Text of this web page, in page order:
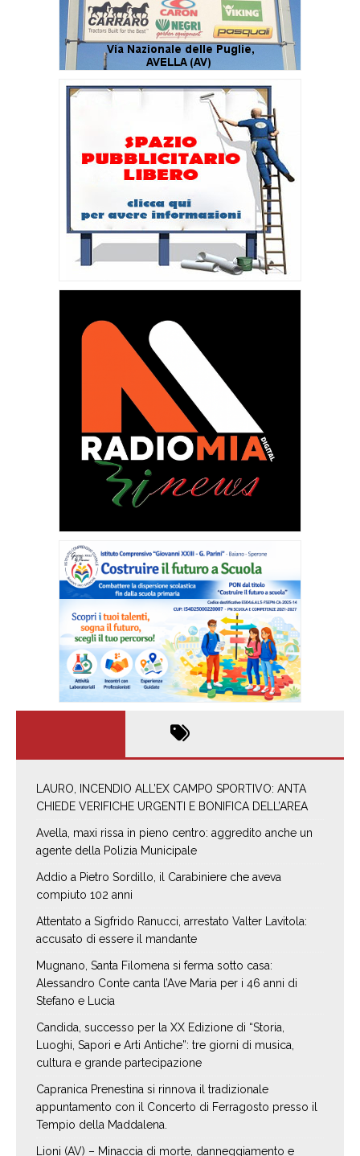
LAURO, INCENDIO ALL’EX CAMPO SPORTIVO: ANTA
CHIEDE VERIFICHE URGENTI E BONIFICA DELL’AREA
Avella, maxi rissa in pieno centro: aggredito anche un
agente della Polizia Municipale
Addio a Pietro Sordillo, il Carabiniere che aveva
compiuto 102 anni
Attentato a Sigfrido Ranucci, arrestato Valter Lavitola:
accusato di essere il mandante
Mugnano, Santa Filomena si ferma sotto casa:
Alessandro Conte canta l’Ave Maria per i 46 anni di
Stefano e Lucia
Candida, successo per la XX Edizione di “Storia,
Luoghi, Sapori e Arti Antiche”: tre giorni di musica,
cultura e grande partecipazione
Capranica Prenestina si rinnova il tradizionale
appuntamento con il Concerto di Ferragosto presso il
Tempio della Maddalena.
Lioni (AV) – Minaccia di morte, danneggiamento e